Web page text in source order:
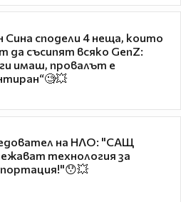
Сина сподели 4 неща, които
да съсипят всяко GenZ:
имаш, провалът е
на НЛО: "САЩ
технология за